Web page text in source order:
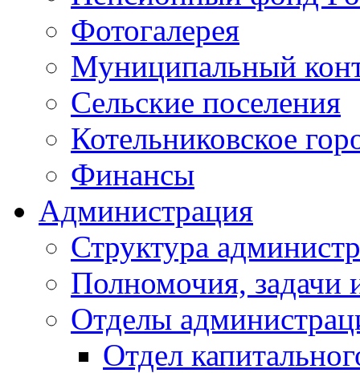
Фотогалерея
Муниципальный
Сельские поселения
Котельниковское
Финансы
Администрация
Структура
Полномочия, задачи
Отделы
Отдел